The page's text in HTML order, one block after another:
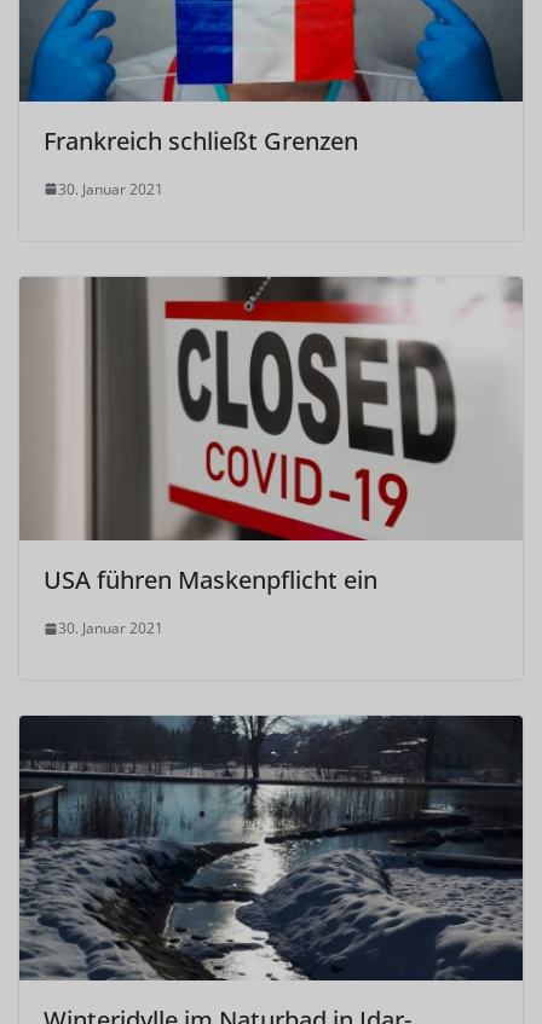
Frankreich schließt Grenzen
30. Januar 2021
USA führen Maskenpflicht ein
30. Januar 2021